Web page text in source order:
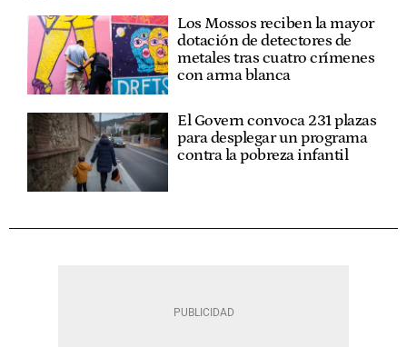
Los Mossos reciben la mayor
dotación de detectores de
metales tras cuatro crímenes
con arma blanca
El Govern convoca 231 plazas
para desplegar un programa
contra la pobreza infantil